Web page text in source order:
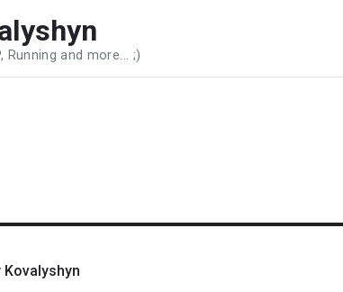
Running and more... ;)
Kovalyshyn